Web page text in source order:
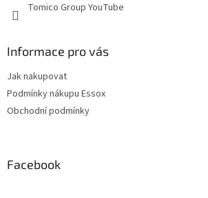
Tomico Group YouTube
Informace pro vás
Jak nakupovat
Podmínky nákupu Essox
Obchodní podmínky
Facebook